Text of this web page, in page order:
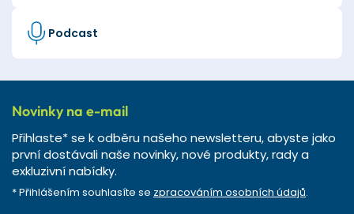
Podcast
Novinky na e-mail
Přihlaste* se k odběru našeho newsletteru, abyste jako
první dostávali naše novinky, nové produkty, rady a
exkluzivní nabídky.
* Přihlášením souhlasíte se zpracováním osobních údajů.